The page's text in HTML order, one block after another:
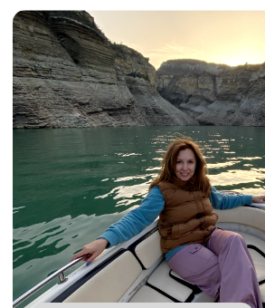
Скидка
10%
постоянным клиентам и их друзьям
ЧТО ГОВОРЯТ
НАШИ КЛИЕНТЫ
о турах с
нами